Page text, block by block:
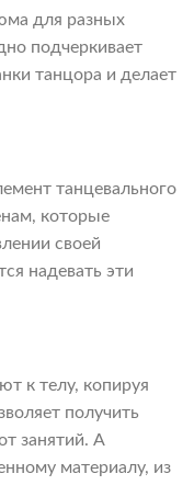
для разных
подчеркивает
танцора и делает
танцевального
которые
своей
надевать эти
к телу, копируя
получить
занятий. А
материалу, из